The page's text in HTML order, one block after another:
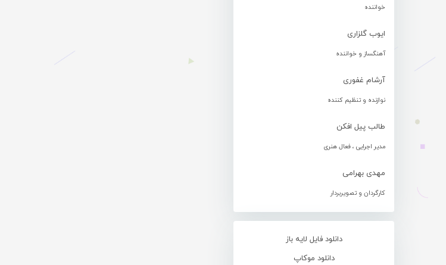
خواننده
ایوب گلزاری
آهنگساز و خواننده
آرشام غفوری
نوازنده و تنظیم کننده
طالب پیل افکن
مدیر اجرایی ، فعال هنری
مهدی بهرامی
کارگردان و تصویربردار
دانلود فایل لایه باز
دانلود موکاپ